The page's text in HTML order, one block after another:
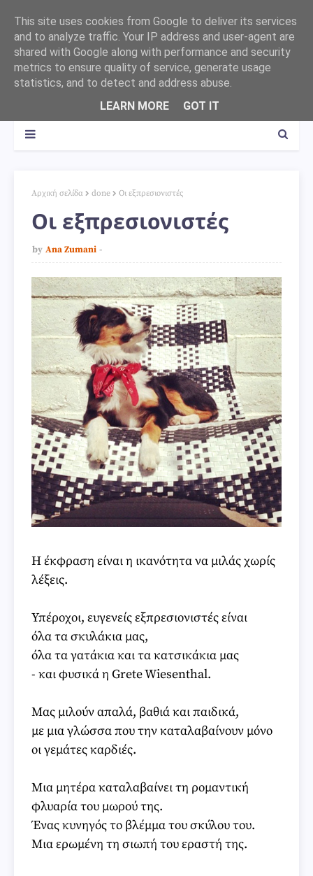
Αρχική σελίδα done Οι εξπρεσιονιστές
Οι εξπρεσιονιστές
by Ana Zumani
Η έκφραση είναι η ικανότητα να μιλάς χωρίς
λέξεις.
Υπέροχοι, ευγενείς εξπρεσιονιστές είναι
όλα τα σκυλάκια μας,
όλα τα γατάκια και τα κατσικάκια μας
- και φυσικά η Grete Wiesenthal.
Μας μιλούν απαλά, βαθιά και παιδικά,
με μια γλώσσα που την καταλαβαίνουν μόνο
οι γεμάτες καρδιές.
Μια μητέρα καταλαβαίνει τη ρομαντική
φλυαρία του μωρού της.
Ένας κυνηγός το βλέμμα του σκύλου του.
Μια ερωμένη τη σιωπή του εραστή της.
This site uses cookies from Google to deliver its services
and to analyze traffic. Your IP address and user-agent are
shared with Google along with performance and security
metrics to ensure quality of service, generate usage
statistics, and to detect and address abuse.
LEARN MORE
GOT IT